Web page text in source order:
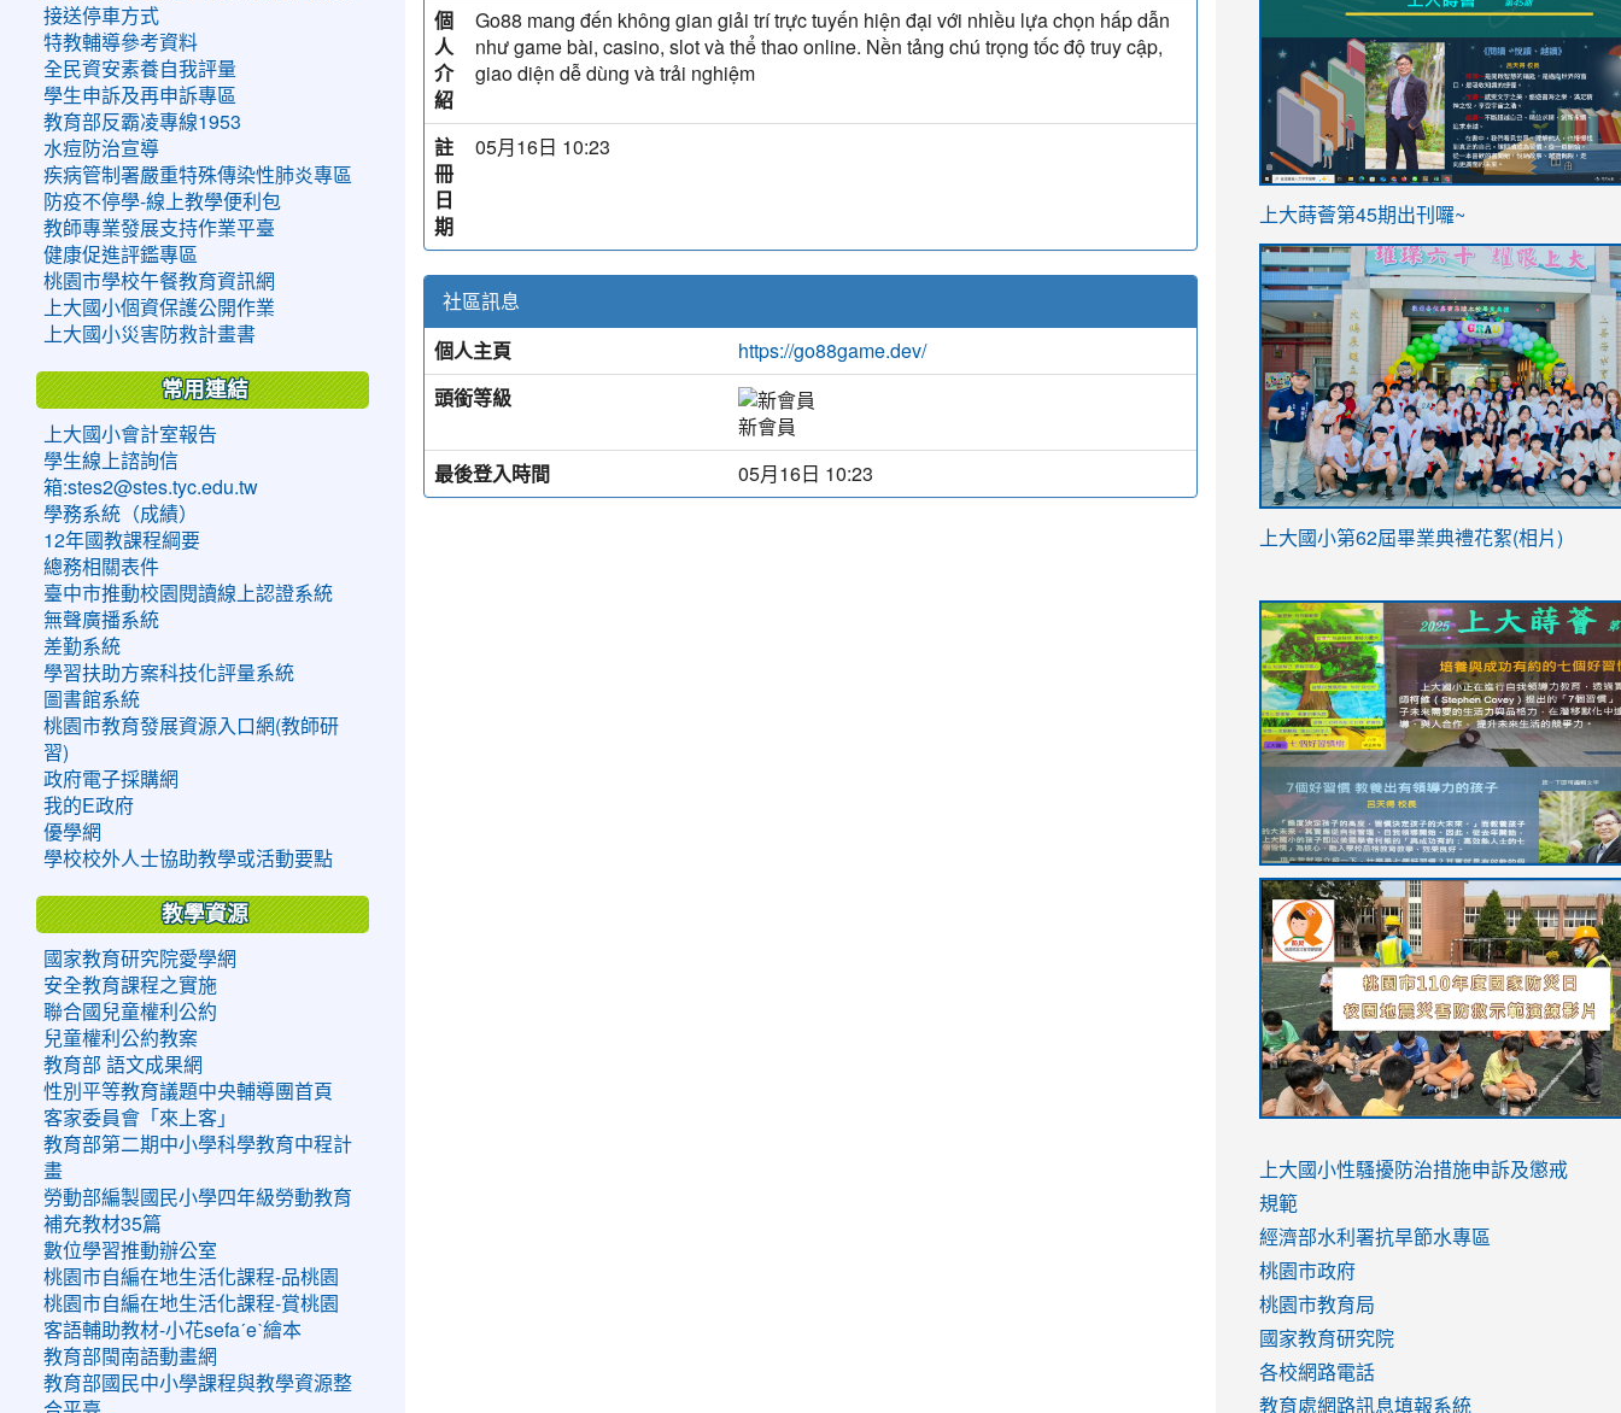
個
人
介
紹
Go88 mang đến không gian giải trí trực tuyến hiện đại với nhiều lựa chọn hấp dẫn
như game bài, casino, slot và thể thao online. Nền tảng chú trọng tốc độ truy cập,
giao diện dễ dùng và trải nghiệm
註
冊
日
期
05月16日 10:23
社區訊息
個人主頁
https://go88game.dev/
頭銜等級
新會員
最後登入時間
05月16日 10:23
接送停車方式
特教輔導參考資料
全民資安素養自我評量
學生申訴及再申訴專區
教育部反霸凌專線1953
水痘防治宣導
疾病管制署嚴重特殊傳染性肺炎專區
防疫不停學-線上教學便利包
教師專業發展支持作業平臺
健康促進評鑑專區
桃園市學校午餐教育資訊網
上大國小個資保護公開作業
上大國小災害防救計畫書
常用連結
上大國小會計室報告
學生線上諮詢信
箱:stes2@stes.tyc.edu.tw
學務系統（成績）
12年國教課程綱要
總務相關表件
臺中市推動校園閱讀線上認證系統
無聲廣播系統
差勤系統
學習扶助方案科技化評量系統
圖書館系統
桃園市教育發展資源入口網(教師研
習)
政府電子採購網
我的E政府
優學網
學校校外人士協助教學或活動要點
教學資源
國家教育研究院愛學網
安全教育課程之實施
聯合國兒童權利公約
兒童權利公約教案
教育部 語文成果網
性別平等教育議題中央輔導團首頁
客家委員會「來上客」
教育部第二期中小學科學教育中程計
畫
勞動部編製國民小學四年級勞動教育
補充教材35篇
數位學習推動辦公室
桃園市自編在地生活化課程-品桃園
桃園市自編在地生活化課程-賞桃園
客語輔助教材-小花sefaˊeˋ繪本
教育部閩南語動畫網
教育部國民中小學課程與教學資源整
ink
https://sites.google.com/stes.tyc.edu.tw/
link
https://sites.google.com/stes.tyc.edu.tw/
上大蒔薈第45期出刊囉~
link
YfDQppRvyMk686kIw6SBbssEIZ6WnT/
usp=sharing
上大國小第62屆畢業典禮花絮(相片)
to
https://drive.google.com/file/d/1I-
YfDQppRvyMk686kIw6SBbssEIZ6WnT/
usp=sharing
to
https://sites.google.com/stes.tyc.edu.tw/
link
to
https://sites.google.com/stes.tyc.edu.tw/
link
to
https://drive.google.com/file/d/
usp=sharing
link
to
https://youtu.be/jJOMVWY3-
8M
link
to
https://drive.google.com/file/d/
usp=sharing
to
https://www.youtube.com/watch?
v=hC_gdZndU9s
to
https://www.youtube.com/watch?
v=hC_gdZndU9s
link
to
https://www.youtube.com/watch?
v=mfpNykQ0g4M
上大國小性騷擾防治措施申訴及懲戒
規範
經濟部水利署抗旱節水專區
桃園市政府
桃園市教育局
國家教育研究院
各校網路電話
教育處網路訊息填報系統